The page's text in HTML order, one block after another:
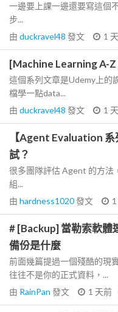
一邊要上課一邊還要寫這個
步...
由 duckravel48 發文 1
[Machine Learning A-
這個系列文章是Udemy上的
檔學一點data...
由 duckravel48 發文 1
【Agent Evaluation
試？
很多團隊評估 Agent 的方法
組...
由 hardness1020發文
# [Backup] 當勒索軟體
備份是什麼
前面幾篇提過一個殘酷的現
往往不是你的正式資料，...
由 RainPan 發文 1 天前